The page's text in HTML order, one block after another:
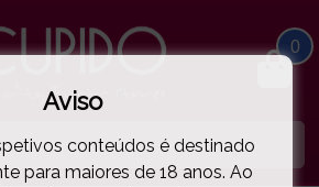
0
Aviso
conteúdos é destinado
para maiores de 18 anos. Ao